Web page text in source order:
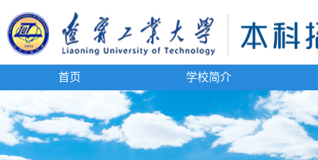
首页 学校简介